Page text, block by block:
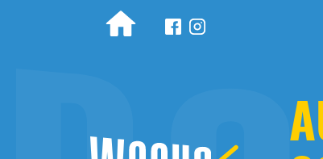
Woche für Deutsch